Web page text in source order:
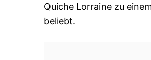
Quiche Lorraine zu
beliebt.